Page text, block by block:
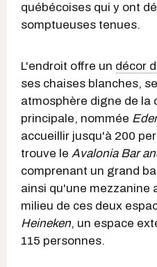
québécoises qui y ont
somptueuses tenues.
L'endroit offre un décor
ses chaises blanches,
atmosphère digne de la
principale, nommée
accueillir jusqu'à 200
trouve le Avalonia Bar
comprenant un grand
ainsi qu'une mezzanine
milieu de ces deux
Heineken, un espace
115 personnes.